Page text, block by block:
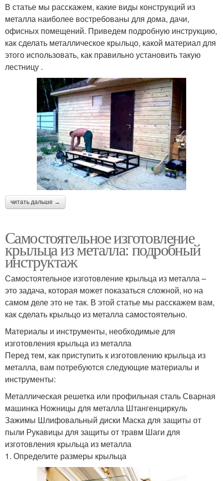
В статье мы расскажем, какие виды конструкций из
металла наиболее востребованы для дома, дачи,
офисных помещений. Приведем подробную инструкцию,
как сделать металлическое крыльцо, какой материал для
этого использовать, как правильно установить такую
лестницу .
читать дальше →
Самостоятельное изготовление
крыльца из металла: подробный
инструктаж
Самостоятельное изготовление крыльца из металла –
это задача, которая может показаться сложной, но на
самом деле это не так. В этой статье мы расскажем вам,
как сделать крыльцо из металла самостоятельно.
Материалы и инструменты, необходимые для
изготовления крыльца из металла
Перед тем, как приступить к изготовлению крыльца из
металла, вам потребуются следующие материалы и
инструменты:
Металлическая решетка или профильная сталь Сварная
машинка Ножницы для металла Штангенциркуль
Зажимы Шлифовальный диски Маска для защиты от
пыли Рукавицы для защиты от травм Шаги для
изготовления крыльца из металла
1. Определите размеры крыльца